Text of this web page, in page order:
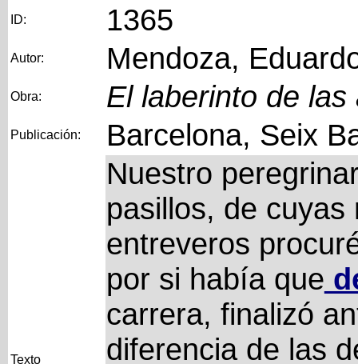
ID: 1365
Autor: Mendoza,
Obra: El laberinto de las
Publicación: Barcelona, Seix
Texto
Nuestro
pasillos, de
entreveros
por si había que
carrera, finalizó
diferencia de las